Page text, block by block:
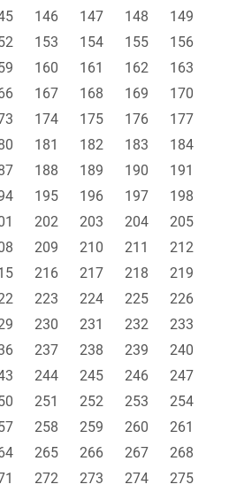
146 147 148
149
153 154 155
156
160 161 162
163
167 168 169
170
174 175 176
177
181 182 183
184
188 189 190
191
195 196 197
198
202 203 204
205
209 210 211
212
216 217 218
219
223 224 225
226
230 231 232
233
237 238 239
240
244 245 246
247
251 252 253
254
258 259 260
261
265 266 267
268
272 273 274
275